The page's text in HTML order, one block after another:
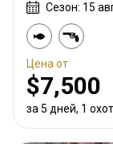
Сезон: 15
Цена от
$7,500
за 5 дней, 1